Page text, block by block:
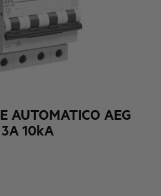
AUTOMATICO AEG
10kA